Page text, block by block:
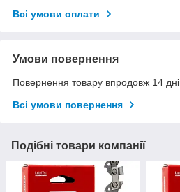
Всі умови оплати
Умови повернення
Повернення товару впродовж 14
Всі умови повернення
Подібні товари компанії